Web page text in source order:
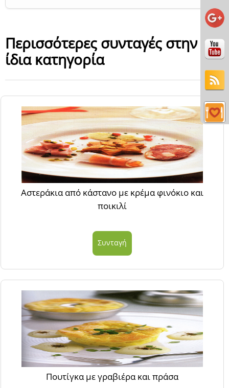
Περισσότερες συνταγές στην
ίδια κατηγορία
Αστεράκια από κάστανο με κρέμα φινόκιο και
ποικιλί
Συνταγή
Πουτίγκα με γραβιέρα και πράσα